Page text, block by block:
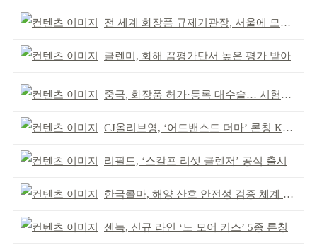
전 세계 화장품 규제기관장, 서울에 모인다
클렌미, 화해 꼼평가단서 높은 평가 받아
중국, 화장품 허가·등록 대수술… 시험자료 공용 허용
CJ올리브영, ‘어드밴스드 더마’ 론칭 K더마 육성 박차
리필드, ‘스칼프 리셋 클렌저’ 공식 출시
한국콜마, 해양 산호 안전성 검증 체계 구축
센녹, 신규 라인 ‘노 모어 키스’ 5종 론칭